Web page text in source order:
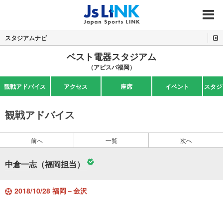
MENU
スタジアムナビ
ベスト電器スタジアム
（アビスパ福岡）
観戦アドバイス アクセス 座席 イベント スタ
観戦アドバイス
前へ 一覧 次へ
中倉一志（福岡担当）
2018/10/28 福岡－金沢